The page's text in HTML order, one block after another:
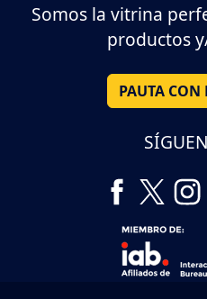
Somos la vitrina
productos
PAUTA CON